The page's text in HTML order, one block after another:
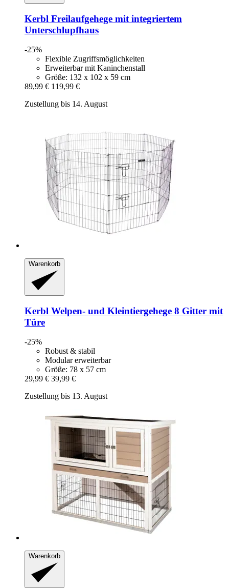
Kerbl Freilaufgehege mit integriertem
Unterschlupfhaus
-25%
Flexible Zugriffsmöglichkeiten
Erweiterbar mit Kaninchenstall
Größe: 132 x 102 x 59 cm
89,99 € 119,99 €
Zustellung bis 14. August
Warenkorb
Kerbl Welpen-​ und Kleintiergehege 8 Gitter mit
Türe
-25%
Robust & stabil
Modular erweiterbar
Größe: 78 x 57 cm
29,99 € 39,99 €
Zustellung bis 13. August
Warenkorb